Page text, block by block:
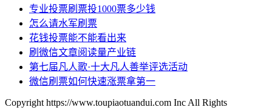
专业投票刷票投1000票多少钱
怎么请水军刷票
花钱投票能不能看出来
刷微信文章阅读量产业链
第七届凡人歌·十大凡人善举评选活动
微信刷票如何快速涨票拿第一
Copyright https://www.toupiaotuandui.com Inc All Rights